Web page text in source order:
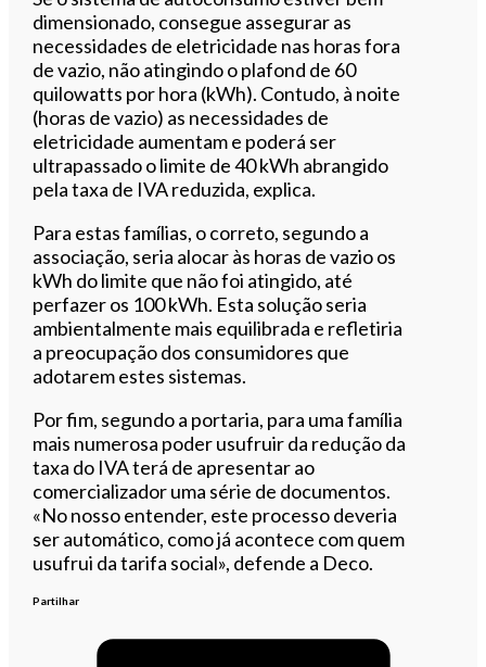
dimensionado, consegue assegurar as
necessidades de eletricidade nas horas fora
de vazio, não atingindo o plafond de 60
quilowatts por hora (kWh). Contudo, à noite
(horas de vazio) as necessidades de
eletricidade aumentam e poderá ser
ultrapassado o limite de 40 kWh abrangido
pela taxa de IVA reduzida, explica.
Para estas famílias, o correto, segundo a
associação, seria alocar às horas de vazio os
kWh do limite que não foi atingido, até
perfazer os 100 kWh. Esta solução seria
ambientalmente mais equilibrada e refletiria
a preocupação dos consumidores que
adotarem estes sistemas.
Por fim, segundo a portaria, para uma família
mais numerosa poder usufruir da redução da
taxa do IVA terá de apresentar ao
comercializador uma série de documentos.
«No nosso entender, este processo deveria
ser automático, como já acontece com quem
usufrui da tarifa social», defende a Deco.
Partilhar